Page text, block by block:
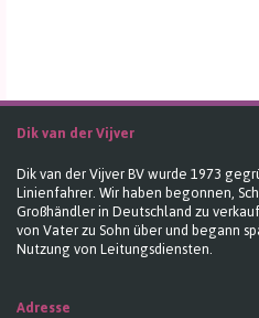
Dik van der Vijver
Dik van der Vijver BV wurde 1973
Linienfahrer. Wir haben begonnen,
Großhändler in Deutschland zu
von Vater zu Sohn über und begann
Nutzung von Leitungsdiensten.
Adresse